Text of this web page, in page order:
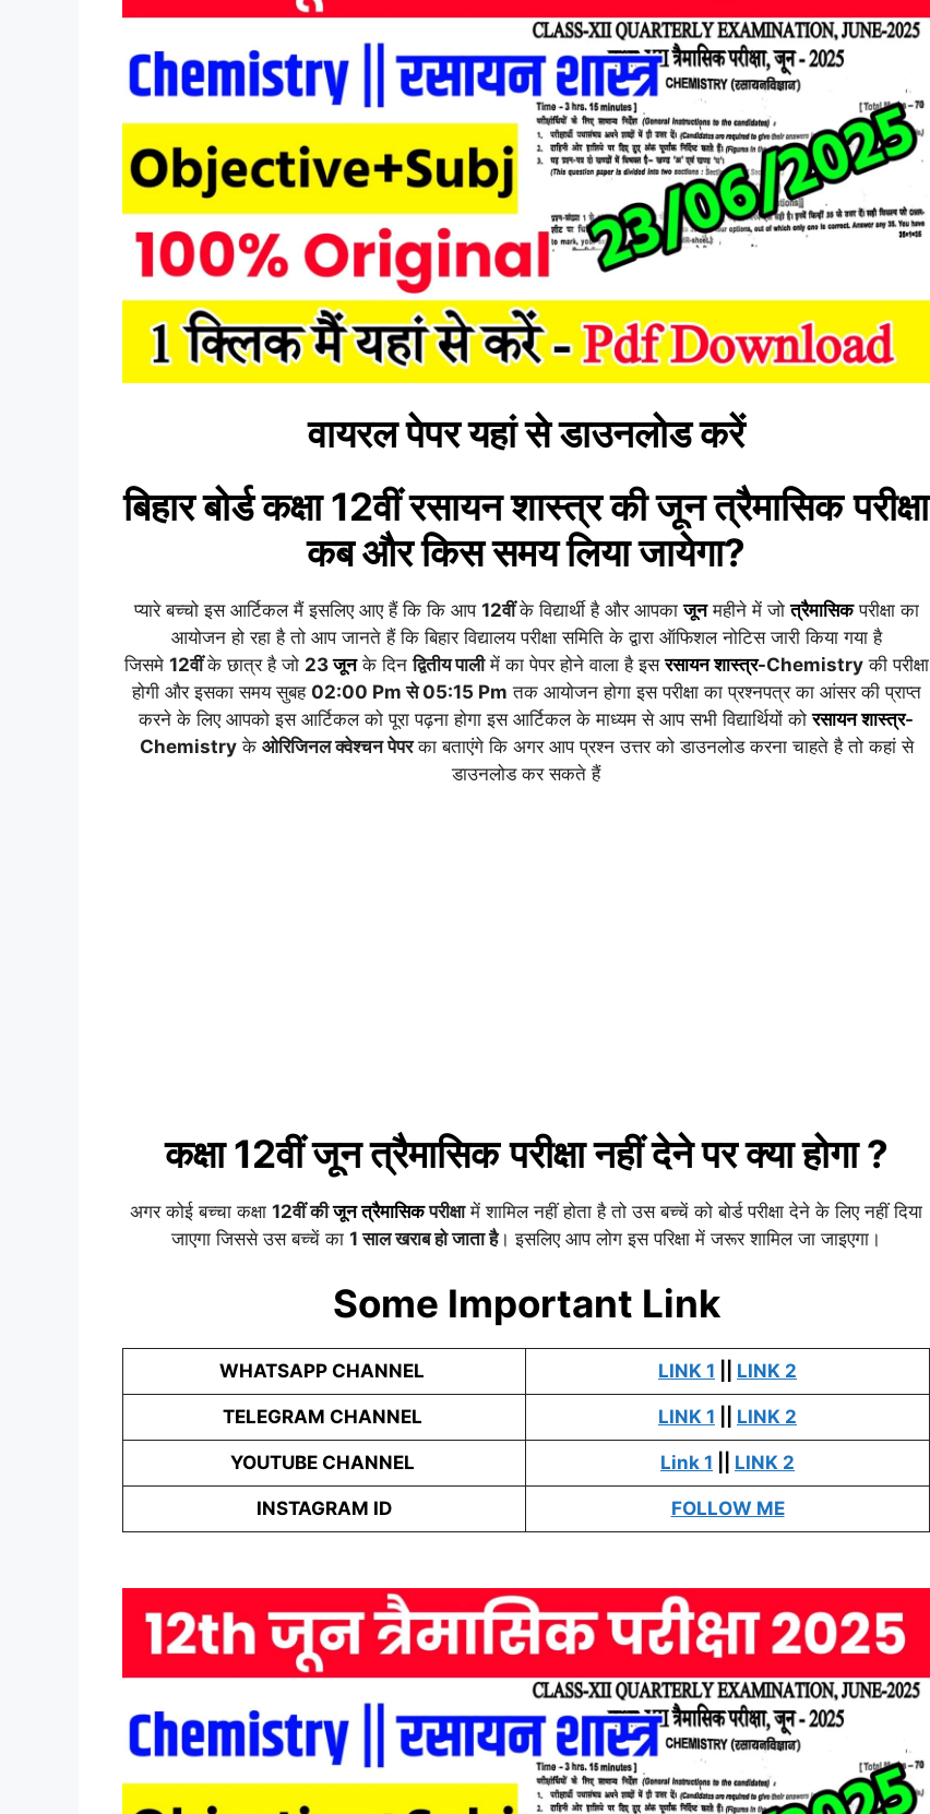
वायरल पेपर यहां से डाउनलोड करें
बिहार बोर्ड कक्षा 12वींरसायन शास्त्रकीजून त्रैमासिक परीक्षा
कब और किस समय लिया जायेगा?
प्यारे बच्चो इस आर्टिकल मैं इसलिए आए हैं कि कि आप 12वींके विद्यार्थी है और आपकाजूनमहीने में जोत्रैमासिकपरीक्षा का
आयोजन हो रहा है तो आप जानते हैं कि बिहार विद्यालय परीक्षा समिति के द्वारा ऑफिशल नोटिस जारी किया गया है
जिसमे 12वींके छात्र है जो 23 जूनके दिनद्वितीय पालीमें का पेपर होने वाला है इसरसायन शास्त्र-Chemistryकी परीक्षा
होगी और इसका समय सुबह 02:00 Pm से 05:15 Pm तक आयोजन होगा इस परीक्षा का प्रश्नपत्र का आंसर की प्राप्त
करने के लिए आपको इस आर्टिकल को पूरा पढ़ना होगा इस आर्टिकल के माध्यम से आप सभी विद्यार्थियों कोरसायन शास्त्र-
Chemistryके ओरिजिनल क्वेश्चन पेपरका बताएंगे कि अगर आप प्रश्न उत्तर को डाउनलोड करना चाहते है तो कहां से
डाउनलोड कर सकते हैं
कक्षा 12वींजून त्रैमासिक परीक्षा नहीं देने पर क्या होगा ?
अगर कोई बच्चा कक्षा 12वीं कीजून त्रैमासिकपरीक्षामें शामिल नहीं होता है तो उस बच्चें को बोर्ड परीक्षा देने के लिए नहीं दिया
जाएगा जिससे उस बच्चें का 1 साल खराब हो जाता है। इसलिए आप लोग इस परिक्षा में जरूर शामिल जा जाइएगा।
Some Important Link
WHATSAPP CHANNEL LINK 1 LINK 2
TELEGRAM CHANNEL LINK 1 LINK 2
YOUTUBE CHANNEL Link 1 LINK 2
INSTAGRAM ID FOLLOW ME